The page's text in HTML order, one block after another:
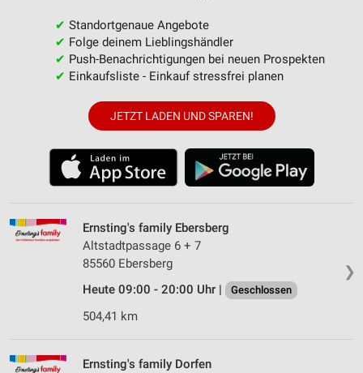
✔ Standortgenaue Angebote
✔ Folge deinem Lieblingshändler
✔ Push-Benachrichtigungen bei neuen Prospekten
✔ Einkaufsliste - Einkauf stressfrei planen
JETZT LADEN UND SPAREN!
❯
Ernsting's family Ebersberg
Altstadtpassage 6 + 7
85560 Ebersberg
Heute 09:00 - 20:00 Uhr |
Geschlossen
504,41 km
Ernsting's family Dorfen